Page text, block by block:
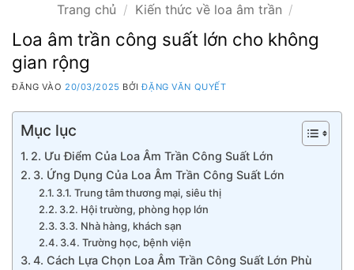
Trang chủ / Kiến thức về loa âm trần /
Loa âm trần công suất lớn cho không
gian rộng
ĐĂNG VÀO20/03/2025 BỞIĐẶNG VĂN QUYẾT
Mục lục
2. Ưu Điểm Của Loa Âm Trần Công Suất Lớn
3. Ứng Dụng Của Loa Âm Trần Công Suất Lớn
3.1. Trung tâm thương mại, siêu thị
3.2. Hội trường, phòng họp lớn
3.3. Nhà hàng, khách sạn
3.4. Trường học, bệnh viện
4. Cách Lựa Chọn Loa Âm Trần Công Suất Lớn Phù